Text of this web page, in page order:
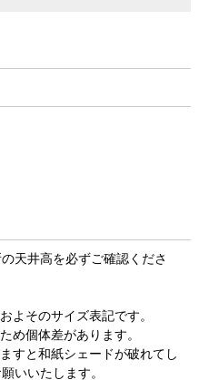
天井高を必ずご確認くださ
よそのサイズ表記です。
め個体差があります。
すと和紙シェードが破れてし
いいたします。